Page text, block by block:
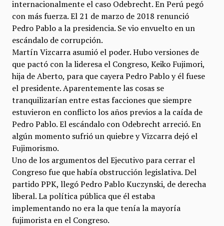
internacionalmente el caso Odebrecht. En Perú pegó
con más fuerza. El 21 de marzo de 2018 renunció
Pedro Pablo a la presidencia. Se vio envuelto en un
escándalo de corrupción.
Martín Vizcarra asumió el poder. Hubo versiones de
que pactó con la lideresa el Congreso, Keiko Fujimori,
hija de Aberto, para que cayera Pedro Pablo y él fuese
el presidente. Aparentemente las cosas se
tranquilizarían entre estas facciones que siempre
estuvieron en conflicto los años previos a la caída de
Pedro Pablo. El escándalo con Odebrecht arreció. En
algún momento sufrió un quiebre y Vizcarra dejó el
Fujimorismo.
Uno de los argumentos del Ejecutivo para cerrar el
Congreso fue que había obstrucción legislativa. Del
partido PPK, llegó Pedro Pablo Kuczynski, de derecha
liberal. La política pública que él estaba
implementando no era la que tenía la mayoría
fujimorista en el Congreso.